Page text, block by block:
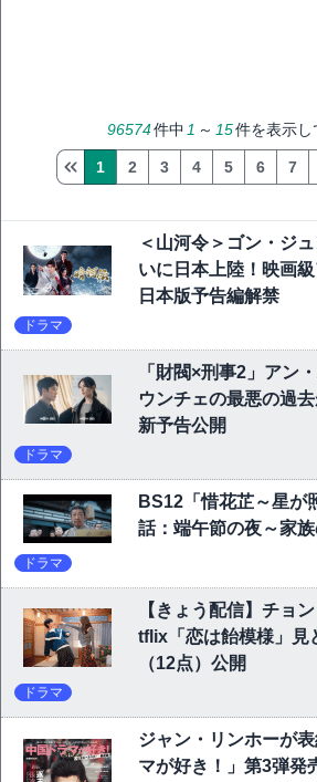
96574件中1 ～ 15件を表示し
1 2 3 4 5 6 7
＜山河令＞ゴン・ジ
いに日本上陸！映画級
日本版予告編解禁
ドラマ
「財閥×刑事2」アン
ウンチェの最悪の過
新予告公開
ドラマ
BS12「惜花芷～星が
話：端午節の夜～家族
ドラマ
【きょう配信】チョ
tflix「恋は飴模様」見
（12点）公開
ドラマ
ジャン・リンホーが
マが好き！」第3弾